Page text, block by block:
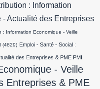
: Information
Actualité des Entreprises
: Information Economique - Veille
(4829) Emploi - Santé - Social :
des Entreprises & PME PMI
- Veille
Entreprises & PME